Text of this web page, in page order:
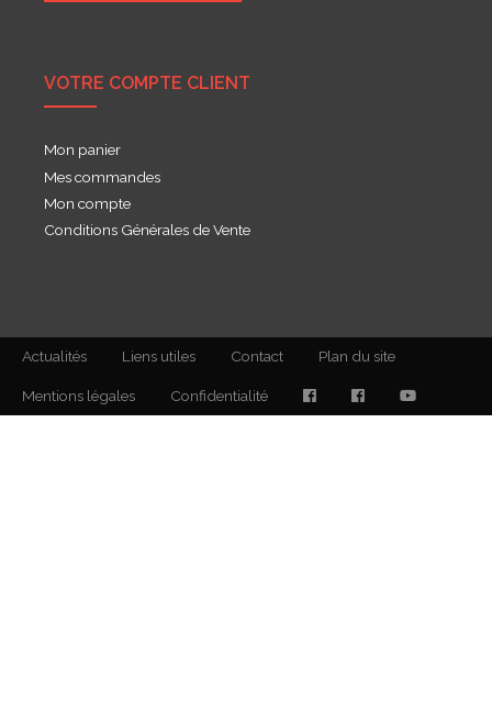
VOTRE COMPTE CLIENT
Mon panier
Mes commandes
Mon compte
Conditions Générales de Vente
Actualités Liens utiles Contact Plan du site
Mentions légales Confidentialité